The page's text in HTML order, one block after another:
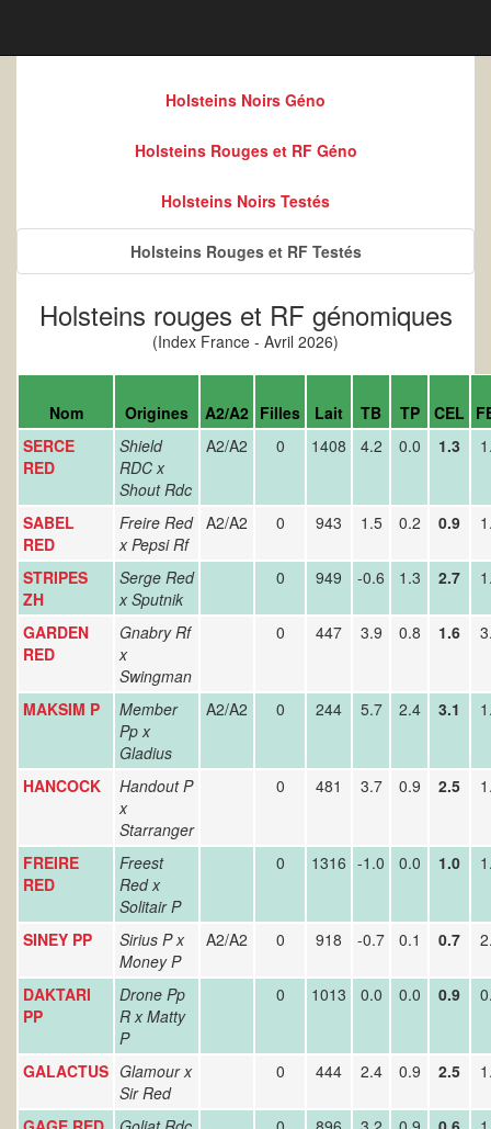
Holsteins Noirs Géno
Holsteins Rouges et RF Géno
Holsteins Noirs Testés
Holsteins Rouges et RF Testés
Holsteins rouges et RF génomiques
(Index France - Avril 2026)
Nom Origines A2/A2 Filles Lait TB TP CEL
SERCE
RED
Shield
RDC x
Shout Rdc
A2/A2 0 1408 4.2 0.0 1.3
SABEL
RED
Freire Red
x Pepsi Rf
A2/A2 0 943 1.5 0.2 0.9
STRIPES
ZH
Serge Red
x Sputnik
0 949 -0.6 1.3 2.7
GARDEN
RED
Gnabry Rf
x
Swingman
0 447 3.9 0.8 1.6
MAKSIM P
Member
Pp x
Gladius
A2/A2 0 244 5.7 2.4 3.1
HANCOCK
Handout P
x
Starranger
0 481 3.7 0.9 2.5
FREIRE
RED
Freest
Red x
Solitair P
0 1316 -1.0 0.0 1.0
SINEY PP
Sirius P x
Money P
A2/A2 0 918 -0.7 0.1 0.7
DAKTARI
PP
Drone Pp
R x Matty
P
0 1013 0.0 0.0 0.9
GALACTUS Glamour x
Sir Red
0 444 2.4 0.9 2.5